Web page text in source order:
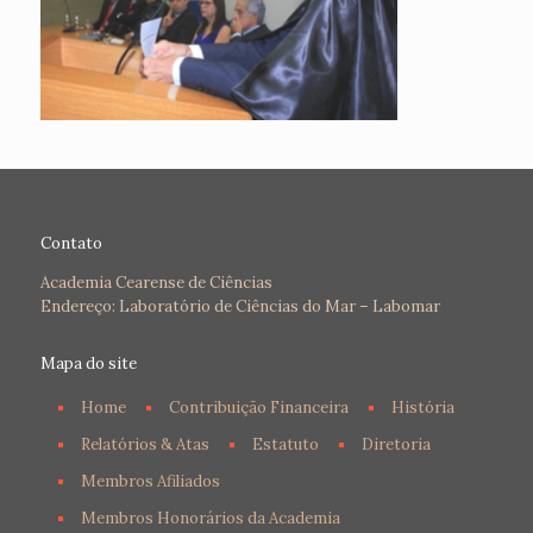
Contato
Academia Cearense de Ciências
Endereço: Laboratório de Ciências do Mar – Labomar
Mapa do site
Home Contribuição Financeira
História
Relatórios & Atas
Estatuto
Diretoria
Membros Afiliados
Membros Honorários da Academia